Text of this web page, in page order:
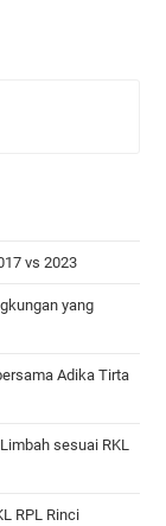
vs 2023
yang
Adika Tirta
sesuai RKL
RPL Rinci